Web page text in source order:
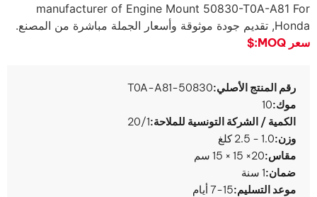
manufacturer of Engine Mount 50830-T0A-A81 For
Honda, تقديم جودة موثوقة وأسعار الجملة مباشرة من المصنع.
سعر MOQ:
$
رقم المنتج الأصلي:50830-T0A-A81
موك:10
الكمية / الشركة التونسية للملاحة:20/1
وزن:1.0 - 2.5 كلغ
مقاس:20× 15 × 15 سم
ضمان:1 سنة
موعد التسليم:7-15 أيام